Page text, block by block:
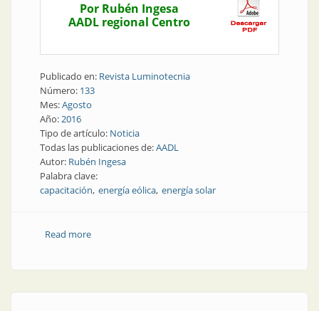
Por Rubén Ingesa
AADL regional Centro
Publicado en: Revista Luminotecnia
Número: 133
Mes:Agosto
Año:2016
Tipo de artículo: Noticia
Todas las publicaciones de:AADL
Autor: Rubén Ingesa
Palabra clave:
capacitación energía eólica energía solar
Read moreabout Noticia | Capacitación sobre energías solar y